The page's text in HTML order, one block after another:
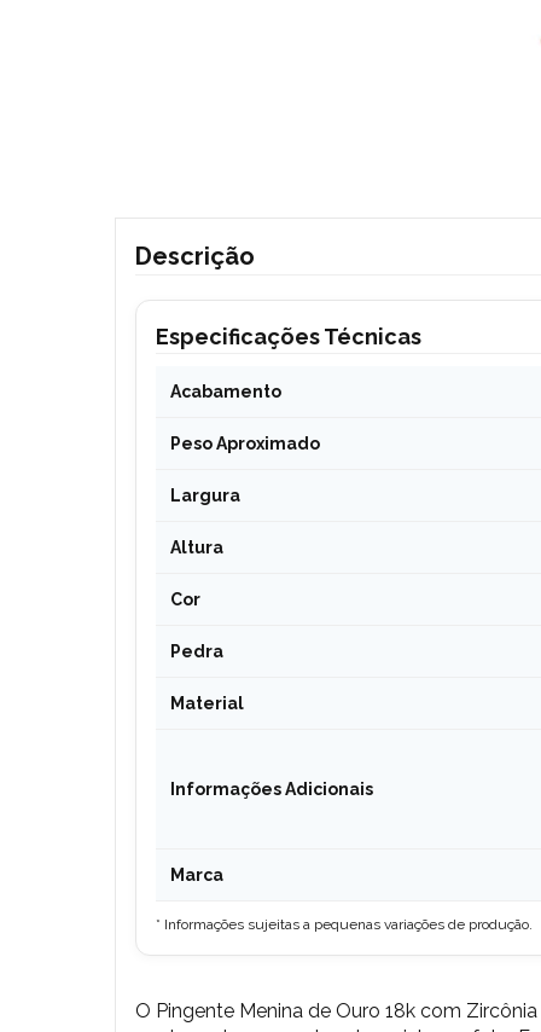
Descrição
Especificações Técnicas
Acabamento
Peso Aproximado
Largura
Altura
Cor
Pedra
Material
Informações Adicionais
Marca
* Informações sujeitas a pequenas variações de produção.
O Pingente Menina de Ouro 18k com Zircônia